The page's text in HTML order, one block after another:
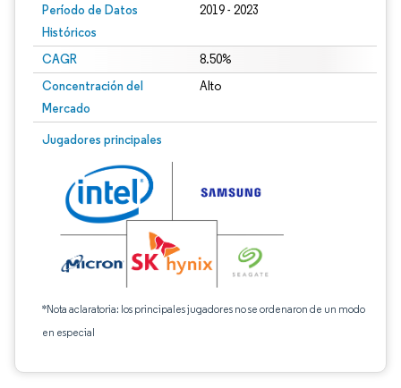
Período de Datos
Históricos
2019 - 2023
CAGR 8.50%
Concentración del
Mercado
Alto
Jugadores principales
*Nota aclaratoria: los principales jugadores no se ordenaron de un modo
en especial